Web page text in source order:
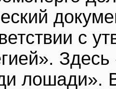
с
лошади».